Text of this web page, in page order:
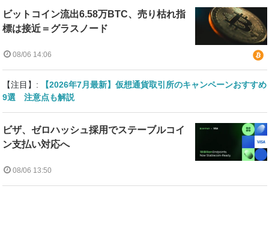
ビットコイン流出6.58万BTC、売り枯れ指
標は接近＝グラスノード
08/06 14:06
【注目】:
【2026年7月最新】仮想通貨取引所のキャンペーンおすすめ
9選 注意点も解説
ビザ、ゼロハッシュ採用でステーブルコイ
ン支払い対応へ
08/06 13:50